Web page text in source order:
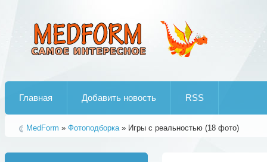
Главная Добавить новость RSS
MedForm » Фотоподборка» Игры с реальностью (18 фото)